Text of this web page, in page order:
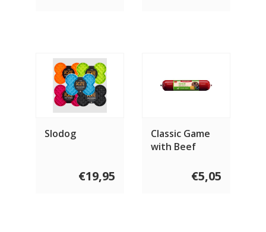
Slodog
€19,95
Classic Game
with Beef
€5,05